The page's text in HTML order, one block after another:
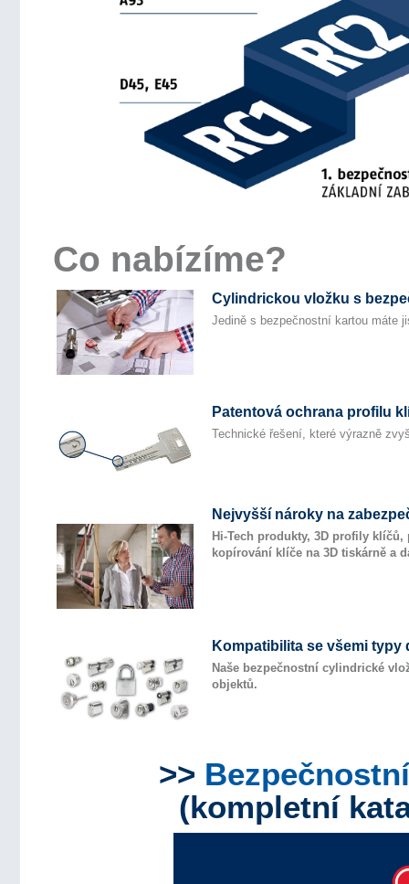
Co nabízíme?
Cylindrickou vložku s
Jedině s bezpečnostní kartou máte
Patentová ochrana profilu
Technické řešení, které výrazně
Nejvyšší nároky na
Hi-Tech produkty, 3D profily
kopírování klíče na 3D tiskárně a
Kompatibilita se všemi typy
Naše bezpečnostní cylindrické
objektů.
>>
(kompletní